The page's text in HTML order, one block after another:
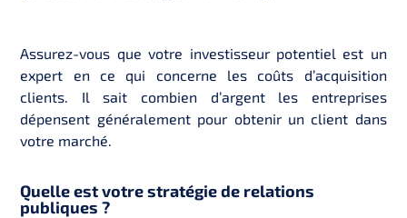
Assurez-vous que votre investisseur potentiel est un
expert en ce qui concerne les coûts d’acquisition
clients. Il sait combien d’argent les entreprises
dépensent généralement pour obtenir un client dans
votre marché.
Quelle est votre stratégie de relations
publiques ?